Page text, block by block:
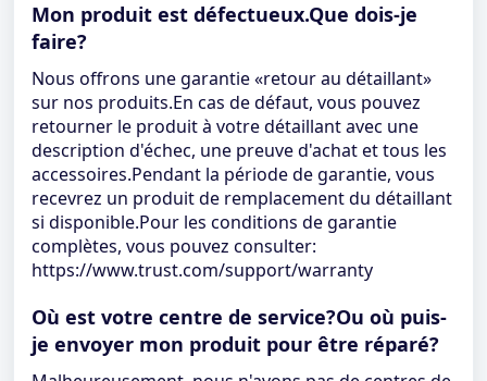
Mon produit est défectueux.Que dois-je
faire?
Nous offrons une garantie «retour au détaillant»
sur nos produits.En cas de défaut, vous pouvez
retourner le produit à votre détaillant avec une
description d'échec, une preuve d'achat et tous les
accessoires.Pendant la période de garantie, vous
recevrez un produit de remplacement du détaillant
si disponible.Pour les conditions de garantie
complètes, vous pouvez consulter:
https://www.trust.com/support/warranty
Où est votre centre de service?Ou où puis-
je envoyer mon produit pour être réparé?